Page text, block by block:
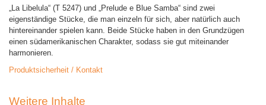
„La Libelula“ (T 5247) und „Prelude e Blue Samba“ sind zwei
eigenständige Stücke, die man einzeln für sich, aber natürlich auch
hintereinander spielen kann. Beide Stücke haben in den Grundzügen
einen südamerikanischen Charakter, sodass sie gut miteinander
harmonieren.
Produktsicherheit / Kontakt
Weitere Inhalte